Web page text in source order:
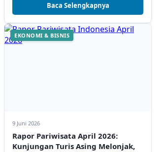
Baca Selengkapnya
EKONOMI & BISNIS
9 Juni 2026
Rapor Pariwisata April 2026:
Kunjungan Turis Asing Melonjak,